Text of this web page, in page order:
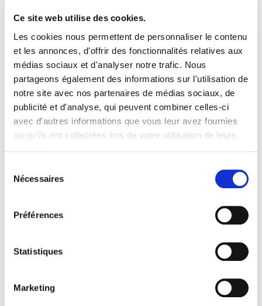
Ce site web utilise des cookies.
Les cookies nous permettent de personnaliser le contenu
et les annonces, d'offrir des fonctionnalités relatives aux
médias sociaux et d'analyser notre trafic. Nous
partageons également des informations sur l'utilisation de
notre site avec nos partenaires de médias sociaux, de
publicité et d'analyse, qui peuvent combiner celles-ci
avec d'autres informations que vous leur avez fournies
ou qu'ils ont collectées lors de votre utilisation de leurs
Nécessaires
Préférences
Statistiques
Marketing
Entretien deRHAPHIOLEPIS x
delacourii 'Kerdalo'
Aucun entretien particulier. Si vous souhaitez densifier la
plante, réduire d'un tiers les pousses de l'année. Les tiges
développeront des branches secondaires en plus grand
nombre. Faire un suivi en arrosage toute la première année de
plantation par temps sec. (un seau de 2 ou 3 l/semaine
Type de sol deRHAPHIOLEPIS x
sol acide et drainé..
RHAPHIOLEPIS x delacourii 'Kerdalo' supporte le vent.
persistant.